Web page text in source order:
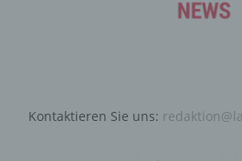
Kontaktieren Sie uns:
wie bereits erwähnt, die Benutzer
Besuch der Internetseite erneut